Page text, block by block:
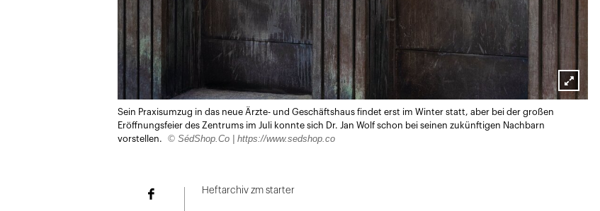
Lightbox
Sein Praxisumzug in das neue Ärzte- und Geschäftshaus findet erst im Winter statt, aber bei der großen
Eröffnungsfeier des Zentrums im Juli konnte sich Dr. Jan Wolf schon bei seinen zukünftigen Nachbarn
vorstellen.
© SédShop.Co | https://www.sedshop.co
Heftarchiv zm starter